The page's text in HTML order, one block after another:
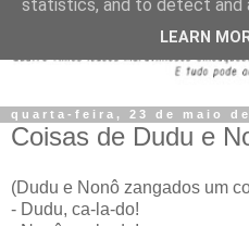
quarta-feira, 23 de maio de
Coisas de Dudu e
(Dudu e Nonô zangados um
- Dudu, ca-la-do!
statistics, and to detect and
LEARN